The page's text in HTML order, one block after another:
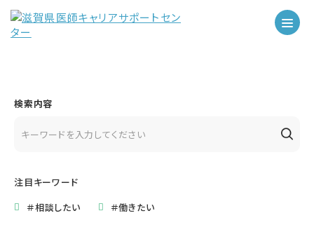
検索内容
注目キーワード
＃相談したい
＃働きたい